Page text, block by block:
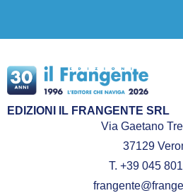
diverse
scuole private a
è docente presso
della Marina
EDIZIONI IL FRANGENTE SRL
Via Gaetano
37129
T. +39 045